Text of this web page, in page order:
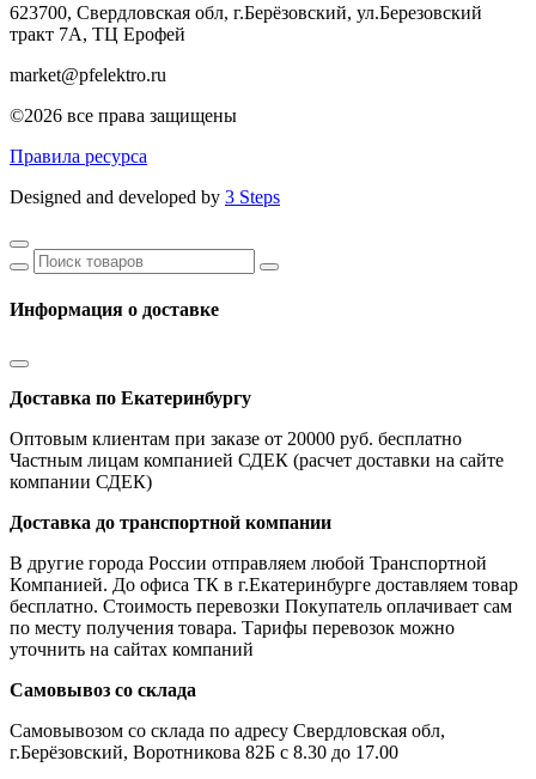
623700, Свердловская обл, г.Берёзовский, ул.Березовский
тракт 7А, ТЦ Ерофей
market@pfelektro.ru
©2026 все права защищены
Правила ресурса
Designed and developed by 3 Steps
Информация о доставке
Доставка по Екатеринбургу
Оптовым клиентам при заказе от 20000 руб. бесплатно
Частным лицам компанией СДЕК (расчет доставки на сайте
компании СДЕК)
Доставка до транспортной компании
В другие города России отправляем любой Транспортной
Компанией. До офиса ТК в г.Екатеринбурге доставляем товар
бесплатно. Стоимость перевозки Покупатель оплачивает сам
по месту получения товара. Тарифы перевозок можно
уточнить на сайтах компаний
Самовывоз со склада
Самовывозом со склада по адресу Свердловская обл,
г.Берёзовский, Воротникова 82Б с 8.30 до 17.00